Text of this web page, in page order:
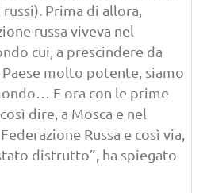
Prima di allora,
russa viveva nel
cui, a prescindere da
molto potente, siamo
E ora con le prime
dire, a Mosca e nel
Russa e così via,
distrutto”, ha spiegato